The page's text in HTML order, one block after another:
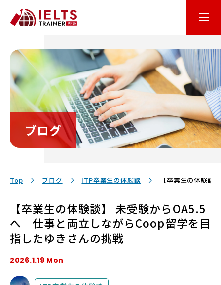
はじめての方へ
オンライン学習
コース・料金
講師・テキスト
保護者の方へ
法人・教育機関の方へ
ブログ
Top ブログ ITP卒業生の体験談 【卒業生の体験談
【卒業生の体験談】 未受験からOA5.5
へ｜仕事と両立しながらCoop留学を目
指したゆきさんの挑戦
2026.1.19 Mon